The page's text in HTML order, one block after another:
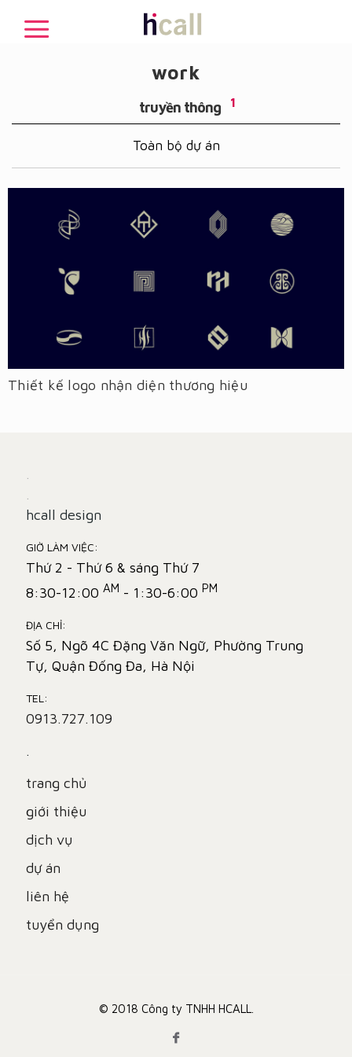
work
truyền thông 1
Toàn bộ dự án
Thiết kế logo nhận diện thương hiệu
hcall design
GIỜ LÀM VIỆC:
Thứ 2 - Thứ 6 & sáng Thứ 7
8:30-12:00 AM - 1:30-6:00 PM
ĐỊA CHỈ:
Số 5, Ngõ 4C Đặng Văn Ngữ, Phường Trung
Tự, Quận Đống Đa, Hà Nội
TEL:
0913.727.109
.
trang chủ
giới thiệu
dịch vụ
dự án
liên hệ
tuyển dụng
© 2018 Công ty TNHH HCALL.